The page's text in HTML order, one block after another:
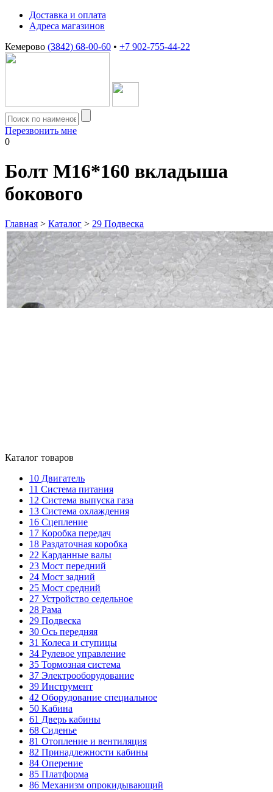
Доставка и оплата
Адреса магазинов
Кемерово (3842) 68-00-60 • +7 902-755-44-22
Перезвонить мне
0
Болт М16*160 вкладыша
бокового
Главная > Каталог > 29 Подвеска
Каталог товаров
10 Двигатель
11 Система питания
12 Система выпуска газа
13 Система охлаждения
16 Сцепление
17 Коробка передач
18 Раздаточная коробка
22 Карданные валы
23 Мост передний
24 Мост задний
25 Мост средний
27 Устройство седельное
28 Рама
29 Подвеска
30 Ось передняя
31 Колеса и ступицы
34 Рулевое управление
35 Тормозная система
37 Электрооборудование
39 Инструмент
42 Оборудование специальное
50 Кабина
61 Дверь кабины
68 Сиденье
81 Отопление и вентиляция
82 Принадлежности кабины
84 Оперение
85 Платформа
86 Механизм опрокидывающий